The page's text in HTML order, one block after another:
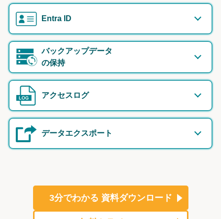
Entra ID
バックアップデータ
の保持
アクセスログ
データエクスポート
3分でわかる 資料ダウンロード